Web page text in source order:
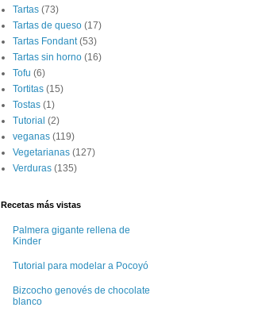
Tartas (73)
Tartas de queso (17)
Tartas Fondant (53)
Tartas sin horno (16)
Tofu (6)
Tortitas (15)
Tostas (1)
Tutorial (2)
veganas (119)
Vegetarianas (127)
Verduras (135)
Recetas más vistas
Palmera gigante rellena de
Kinder
Tutorial para modelar a Pocoyó
Bizcocho genovés de chocolate
blanco